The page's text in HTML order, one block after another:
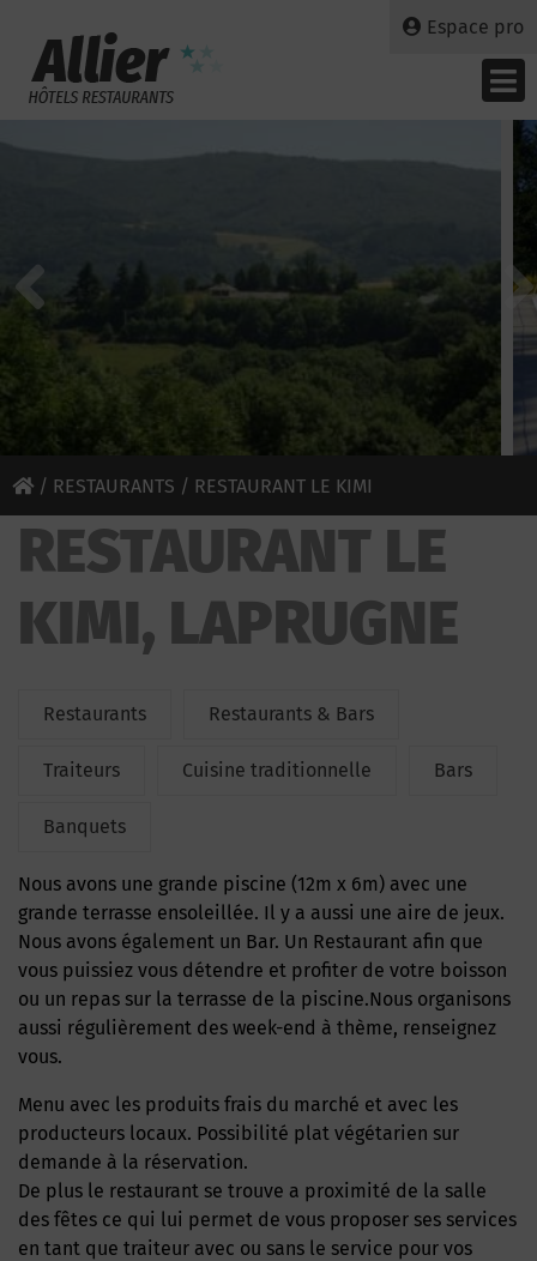
Espace pro
/ RESTAURANTS / RESTAURANT LE KIMI
RESTAURANT LE
KIMI, LAPRUGNE
Restaurants Restaurants & Bars
Traiteurs Cuisine traditionnelle Bars
Banquets
Nous avons une grande piscine (12m x 6m) avec une
grande terrasse ensoleillée. Il y a aussi une aire de jeux.
Nous avons également un Bar. Un Restaurant afin que
vous puissiez vous détendre et profiter de votre boisson
ou un repas sur la terrasse de la piscine.Nous organisons
aussi régulièrement des week-end à thème, renseignez
vous.
Menu avec les produits frais du marché et avec les
producteurs locaux. Possibilité plat végétarien sur
demande à la réservation.
De plus le restaurant se trouve a proximité de la salle
des fêtes ce qui lui permet de vous proposer ses services
en tant que traiteur avec ou sans le service pour vos